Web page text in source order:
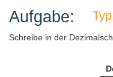
Aufgabe:
Schreibe in der